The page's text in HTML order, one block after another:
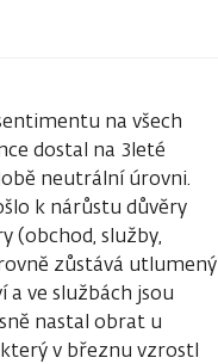
na všech
dostal na 3leté
neutrální úrovni.
k nárůstu důvěry
(obchod, služby,
zůstává utlumený
a ve službách jsou
nastal obrat u
v březnu vzrostl